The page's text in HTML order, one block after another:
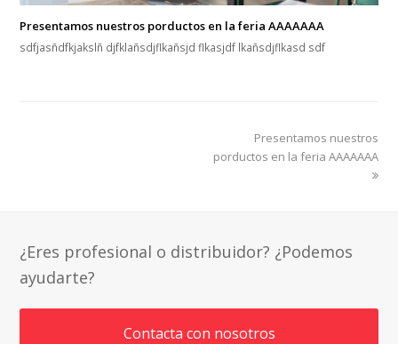
Presentamos nuestros porductos en la feria AAAAAAA
sdfjasñdfkjakslñ djfklañsdjflkañsjd flkasjdf lkañsdjflkasd sdf
next
post:
Presentamos nuestros
porductos en la feria AAAAAAA
¿Eres profesional o distribuidor? ¿Podemos
ayudarte?
Contacta con nosotros